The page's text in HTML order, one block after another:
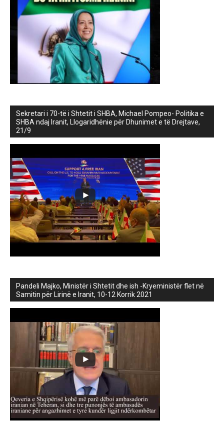
Sekretari i 70-të i Shtetit i SHBA, Michael Pompeo- Politika e
SHBA ndaj Iranit, Llogaridhënie për Dhunimet e të Drejtave,
21/9
Pandeli Majko, Ministër i Shtetit dhe ish -Kryeministër flet në
Samitin për Lirinë e Iranit, 10-12 Korrik 2021